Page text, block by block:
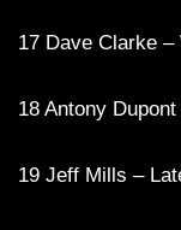
17 Dave Clarke –
18 Antony
19 Jeff Mills –